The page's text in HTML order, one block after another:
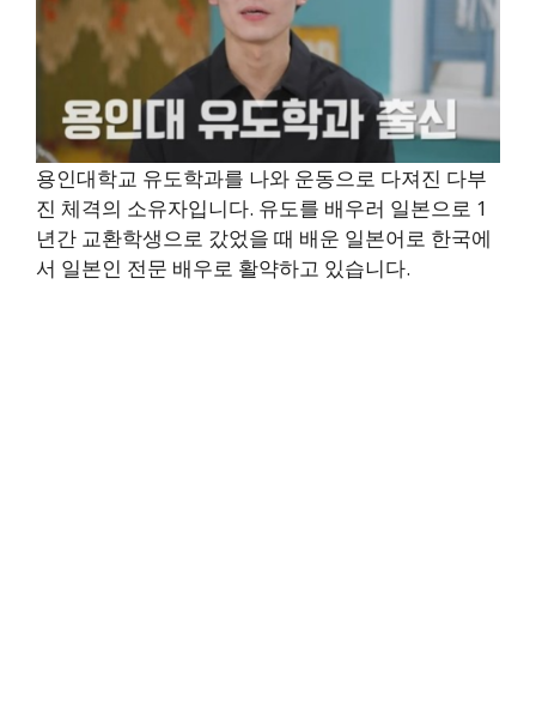
용인대학교 유도학과를 나와 운동으로 다져진 다부
진 체격의 소유자입니다. 유도를 배우러 일본으로 1
년간 교환학생으로 갔었을 때 배운 일본어로 한국에
서 일본인 전문 배우로 활약하고 있습니다.